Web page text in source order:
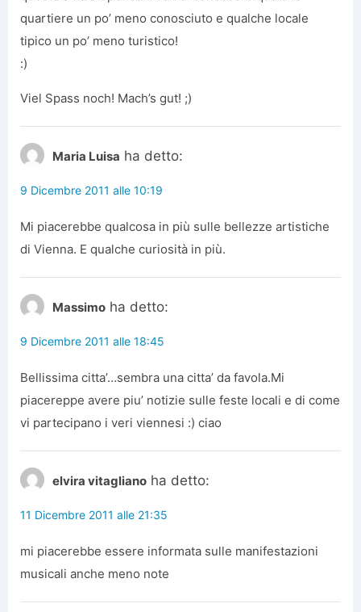
quartiere un po’ meno conosciuto e qualche locale
tipico un po’ meno turistico!
:)
Viel Spass noch! Mach’s gut! ;)
Maria Luisa ha detto:
9 Dicembre 2011 alle 10:19
Mi piacerebbe qualcosa in più sulle bellezze artistiche
di Vienna. E qualche curiosità in più.
Massimo ha detto:
9 Dicembre 2011 alle 18:45
Bellissima citta’…sembra una citta’ da favola.Mi
piacereppe avere piu’ notizie sulle feste locali e di come
vi partecipano i veri viennesi :) ciao
elvira vitagliano ha detto:
11 Dicembre 2011 alle 21:35
mi piacerebbe essere informata sulle manifestazioni
musicali anche meno note